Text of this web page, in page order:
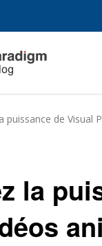
puissance de Visual
la